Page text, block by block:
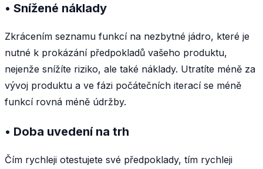
• Snížené náklady
Zkrácením seznamu funkcí na nezbytné jádro, které je
nutné k prokázání předpokladů vašeho produktu,
nejenže snížíte riziko, ale také náklady. Utratíte méně za
vývoj produktu a ve fázi počátečních iterací se méně
funkcí rovná méně údržby.
• Doba uvedení na trh
Čím rychleji otestujete své předpoklady, tím rychleji